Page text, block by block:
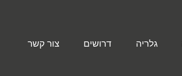
גלריה דרושים צור קשר